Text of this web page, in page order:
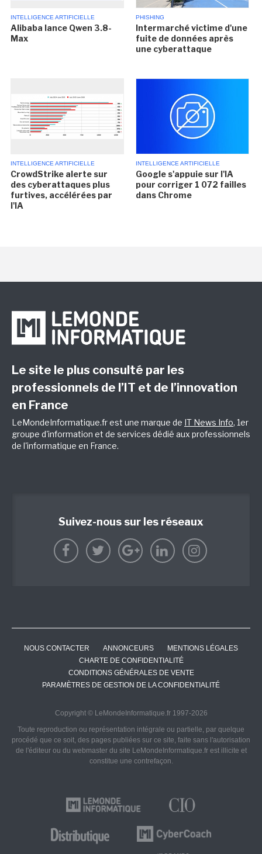
INTELLIGENCE ARTIFICIELLE
Alibaba lance Qwen 3.8-
Max
PHISHING
Intermarché victime d'une
fuite de données après
une cyberattaque
INTELLIGENCE ARTIFICIELLE
CrowdStrike alerte sur
des cyberattaques plus
furtives, accélérées par
l'IA
INTELLIGENCE ARTIFICIELLE
Google s'appuie sur l'IA
pour corriger 1 072 failles
dans Chrome
Le site le plus consulté par les
professionnels de l’IT et de l’innovation
en France
LeMondeInformatique.fr est une marque de IT News Info, 1er
groupe d'information et de services dédié aux professionnels
de l'informatique en France.
Suivez-nous sur les réseaux
NOUS CONTACTER ANNONCEURS
MENTIONS LÉGALES
CHARTE DE CONFIDENTIALITÉ
CONDITIONS GÉNÉRALES DE VENTE
PARAMÈTRES DE GESTION DE LA CONFIDENTIALITÉ
Copyright © LeMondeInformatique.fr 1997-2026
Toute reproduction ou représentation intégrale ou partielle, par quelque
procédé que ce soit, des pages publiées sur ce site, faite sans l'autorisation
de l'éditeur ou du webmaster du site LeMondeInformatique.fr est illicite et
constitue une contrefaçon.